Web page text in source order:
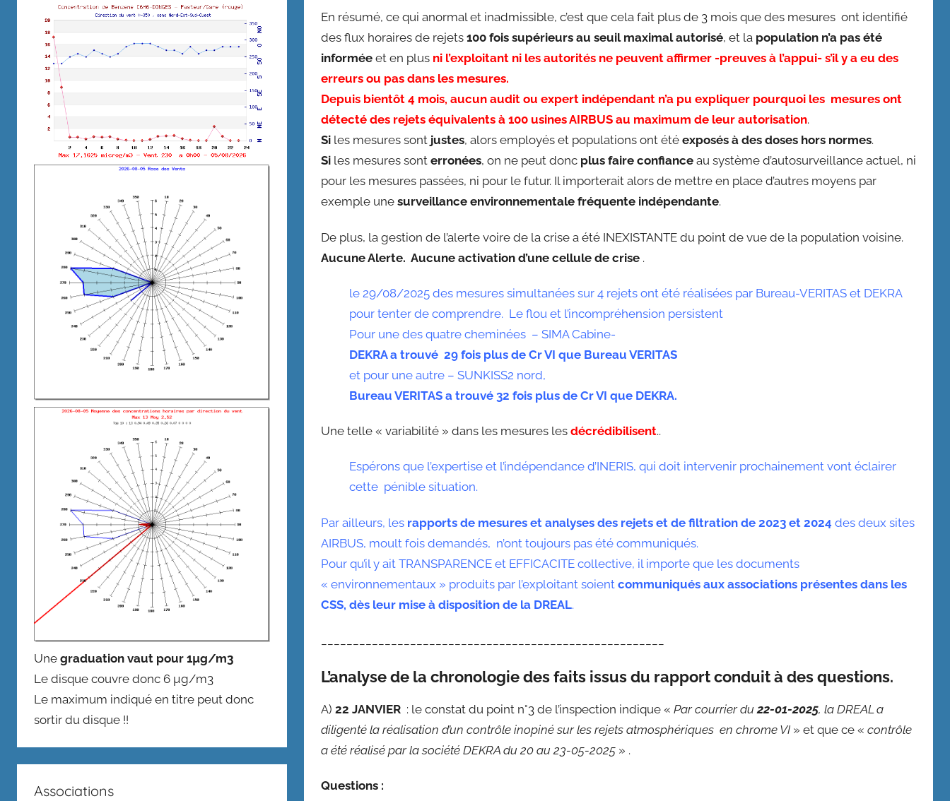
En résumé, ce qui anormal et inadmissible, c’est que cela fait plus de 3 mois que des mesures ont identifié
des flux horaires de rejets 100 fois supérieurs au seuil maximal autorisé, et la population n’a pas été
informéeet en plus ni l’exploitant ni les autorités ne peuvent affirmer -preuves à l’appui- s’il y a eu des
erreurs ou pas dans les mesures.
Depuis bientôt 4 mois, aucun audit ou expert indépendant n’a pu expliquer pourquoi les mesures ont
détecté des rejets équivalents à 100 usines AIRBUS au maximum de leur autorisation.
Siles mesures sont justes, alors employés et populations ont été exposés à des doses hors normes.
Siles mesures sont erronées, on ne peut donc plus faire confianceau système d’autosurveillance actuel, ni
pour les mesures passées, ni pour le futur. Il importerait alors de mettre en place d’autres moyens par
exemple une surveillance environnementale fréquente indépendante.
De plus, la gestion de l’alerte voire de la crise a été INEXISTANTE du point de vue de la population voisine.
Aucune Alerte. Aucune activation d’une cellule de crise.
le 29/08/2025 des mesures simultanées sur 4 rejets ont été réalisées par Bureau-VERITAS et DEKRA
pour tenter de comprendre. Le flou et l’incompréhension persistent
Pour une des quatre cheminées – SIMA Cabine-
DEKRA a trouvé 29 fois plus de Cr VI que Bureau VERITAS
et pour une autre – SUNKISS2 nord,
Bureau VERITAS a trouvé 32 fois plus de Cr VI que DEKRA.
Une telle « variabilité » dans les mesures les décrédibilisent..
Espérons que l’expertise et l’indépendance d’INERIS, qui doit intervenir prochainement vont éclairer
cette pénible situation.
Par ailleurs, les rapports de mesures et analyses des rejets et de filtration de 2023 et 2024 des deux sites
AIRBUS, moult fois demandés, n’ont toujours pas été communiqués.
Pour qu’il y ait TRANSPARENCE et EFFICACITE collective, il importe que les documents
« environnementaux » produits par l’exploitant soient communiqués aux associations présentes dans les
CSS, dès leur mise à disposition de la DREAL.
L’analyse de la chronologie des faits issus du rapport conduit à des questions.
A) 22 JANVIER : le constat du point n°3 de l’inspection indique « Par courrier du 22-01-2025, la DREAL a
diligenté la réalisation d’un contrôle inopiné sur les rejets atmosphériques en chrome VI» et que ce « contrôle
a été réalisé par la société DEKRA du 20 au 23-05-2025» .
Questions :
Une graduation vaut pour 1µg/m3
Le disque couvre donc 6 µg/m3
Le maximum indiqué en titre peut donc
sortir du disque !!
Associations